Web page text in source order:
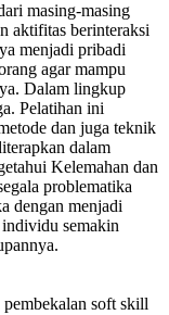
masing-masing
aktifitas berinteraksi
menjadi pribadi
agar mampu
Dalam lingkup
Pelatihan ini
dan juga teknik
dalam
Kelemahan dan
problematika
dengan menjadi
semakin
soft skill